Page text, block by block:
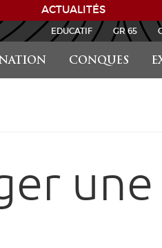
ACTUALITÉS
CONQUES
EDUCATIF GR 65